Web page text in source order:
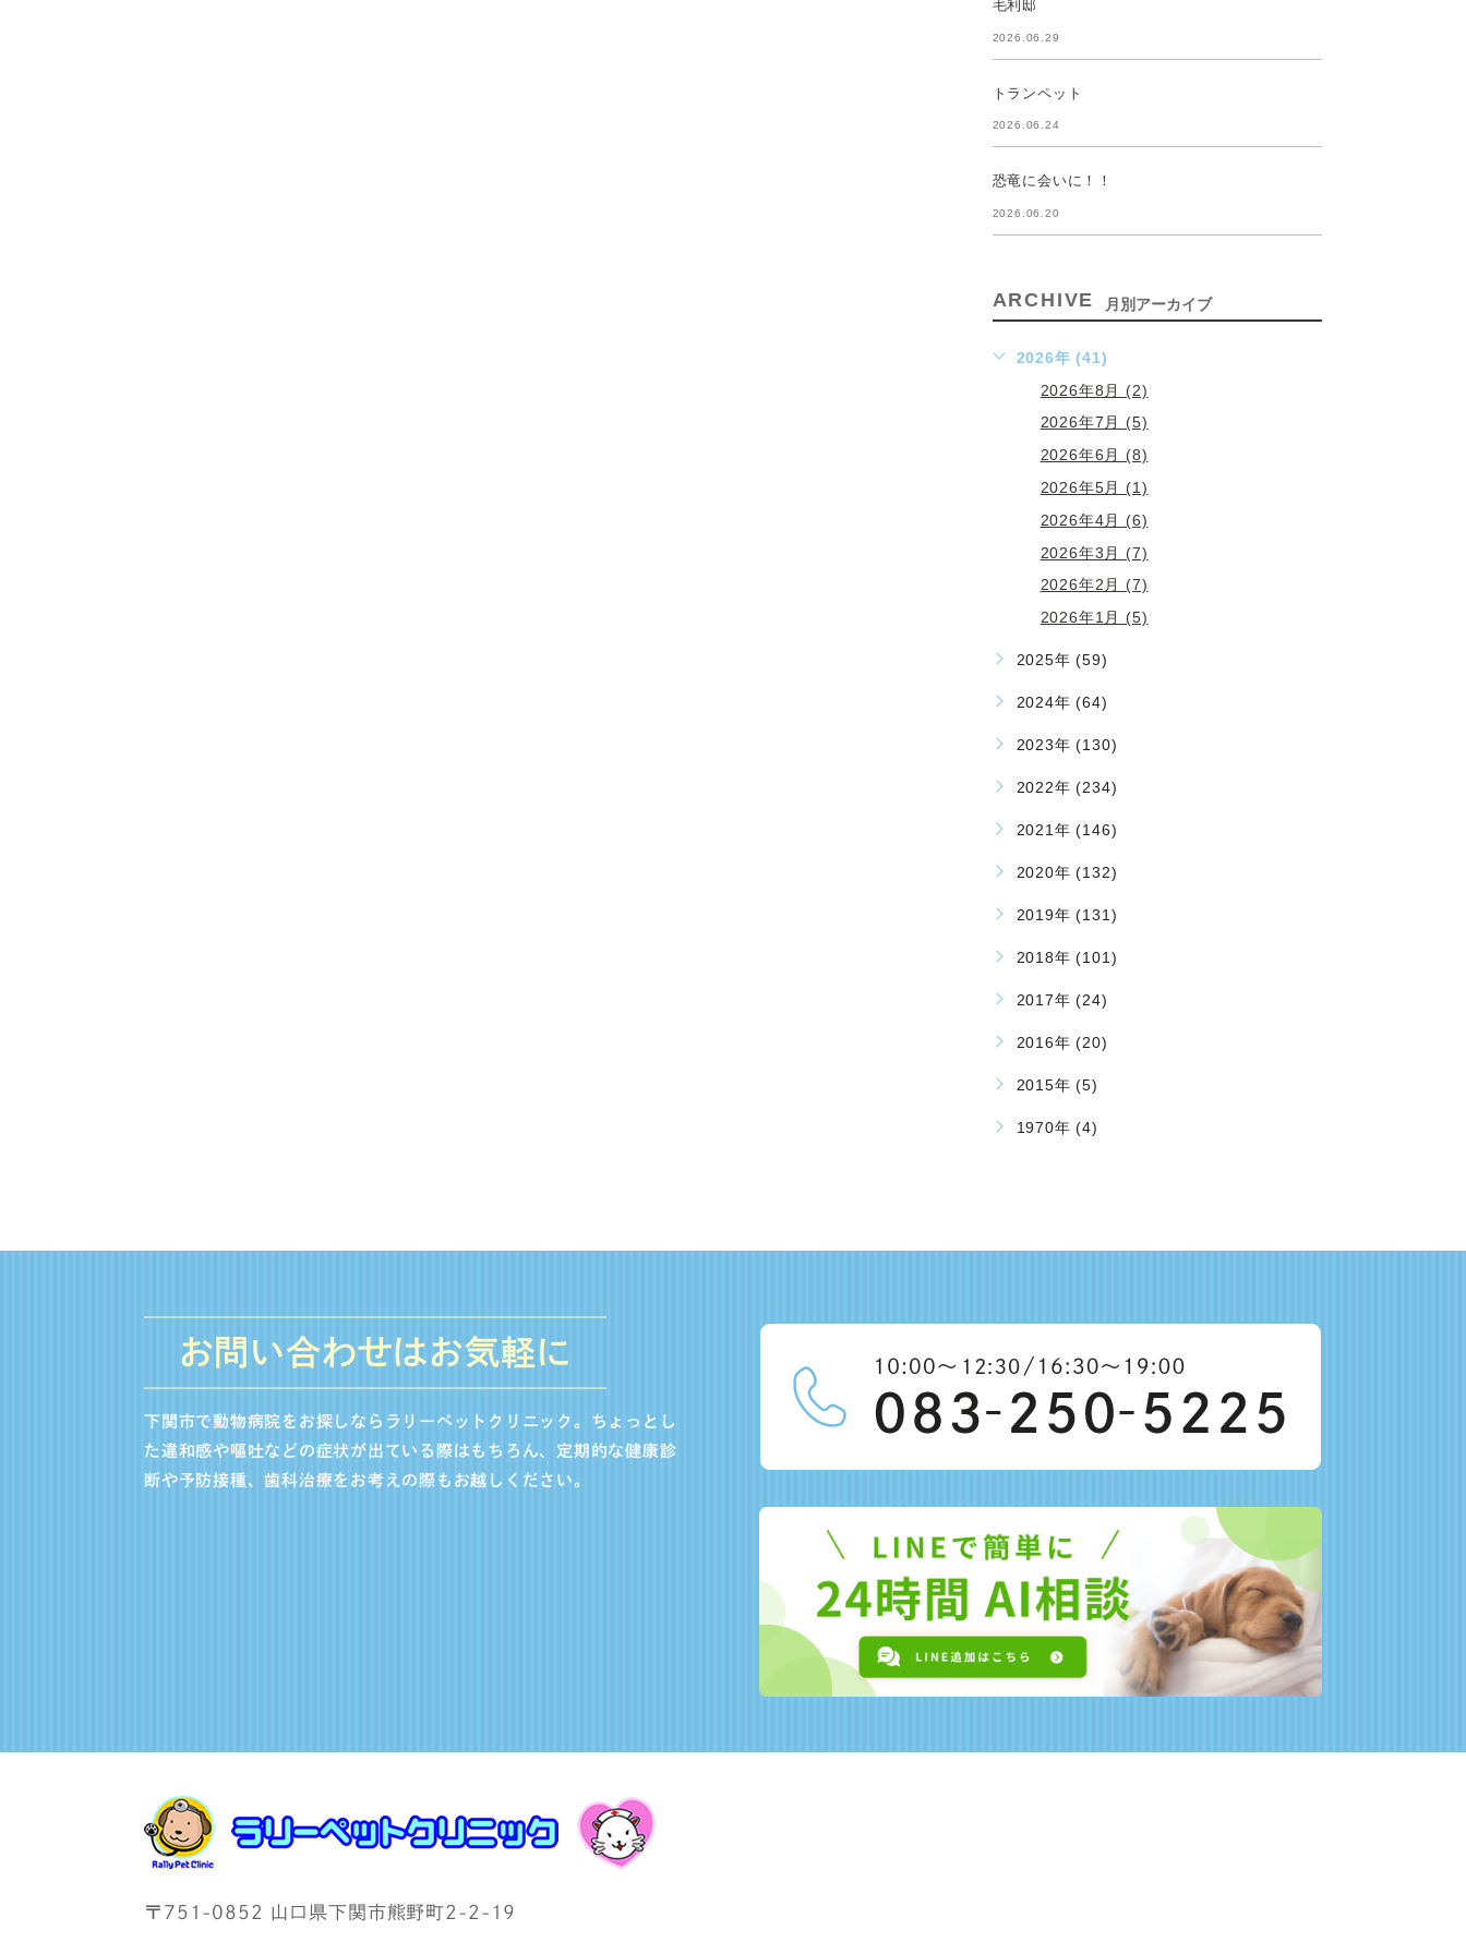
毛利邸
2026.06.29
トランペット
2026.06.24
恐竜に会いに！！
2026.06.20
ARCHIVE 月別アーカイブ
2026年 (41)
2026年8月 (2)
2026年7月 (5)
2026年6月 (8)
2026年5月 (1)
2026年4月 (6)
2026年3月 (7)
2026年2月 (7)
2026年1月 (5)
2025年 (59)
2024年 (64)
2023年 (130)
2022年 (234)
2021年 (146)
2020年 (132)
2019年 (131)
2018年 (101)
2017年 (24)
2016年 (20)
2015年 (5)
1970年 (4)
お問い合わせはお気軽に
下関市で動物病院をお探しならラリーペットクリニック。ちょっとし
た違和感や嘔吐などの症状が出ている際はもちろん、定期的な健康診
断や予防接種、歯科治療をお考えの際もお越しください。
〒751-0852 山口県下関市熊野町2-2-19